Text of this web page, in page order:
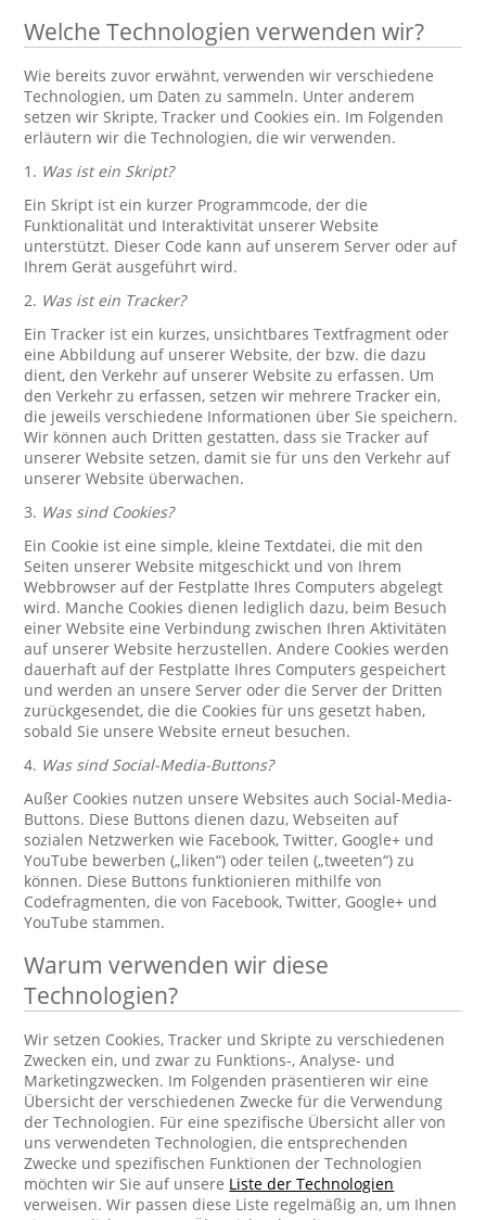
Welche Technologien verwenden wir?
Wie bereits zuvor erwähnt, verwenden wir verschiedene
Technologien, um Daten zu sammeln. Unter anderem
setzen wir Skripte, Tracker und Cookies ein. Im Folgenden
erläutern wir die Technologien, die wir verwenden.
1. Was ist ein Skript?
Ein Skript ist ein kurzer Programmcode, der die
Funktionalität und Interaktivität unserer Website
unterstützt. Dieser Code kann auf unserem Server oder auf
Ihrem Gerät ausgeführt wird.
2. Was ist ein Tracker?
Ein Tracker ist ein kurzes, unsichtbares Textfragment oder
eine Abbildung auf unserer Website, der bzw. die dazu
dient, den Verkehr auf unserer Website zu erfassen. Um
den Verkehr zu erfassen, setzen wir mehrere Tracker ein,
die jeweils verschiedene Informationen über Sie speichern.
Wir können auch Dritten gestatten, dass sie Tracker auf
unserer Website setzen, damit sie für uns den Verkehr auf
unserer Website überwachen.
3. Was sind Cookies?
Ein Cookie ist eine simple, kleine Textdatei, die mit den
Seiten unserer Website mitgeschickt und von Ihrem
Webbrowser auf der Festplatte Ihres Computers abgelegt
wird. Manche Cookies dienen lediglich dazu, beim Besuch
einer Website eine Verbindung zwischen Ihren Aktivitäten
auf unserer Website herzustellen. Andere Cookies werden
dauerhaft auf der Festplatte Ihres Computers gespeichert
und werden an unsere Server oder die Server der Dritten
zurückgesendet, die die Cookies für uns gesetzt haben,
sobald Sie unsere Website erneut besuchen.
4. Was sind Social-Media-Buttons?
Außer Cookies nutzen unsere Websites auch Social-Media-
Buttons. Diese Buttons dienen dazu, Webseiten auf
sozialen Netzwerken wie Facebook, Twitter, Google+ und
YouTube bewerben („liken“) oder teilen („tweeten“) zu
können. Diese Buttons funktionieren mithilfe von
Codefragmenten, die von Facebook, Twitter, Google+ und
YouTube stammen.
Warum verwenden wir diese
Technologien?
Wir setzen Cookies, Tracker und Skripte zu verschiedenen
Zwecken ein, und zwar zu Funktions-, Analyse- und
Marketingzwecken. Im Folgenden präsentieren wir eine
Übersicht der verschiedenen Zwecke für die Verwendung
der Technologien. Für eine spezifische Übersicht aller von
uns verwendeten Technologien, die entsprechenden
Zwecke und spezifischen Funktionen der Technologien
möchten wir Sie auf unsere Liste der Technologien
verweisen. Wir passen diese Liste regelmäßig an, um Ihnen